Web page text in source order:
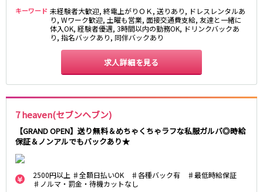
キーワード 未経験者大歓迎, 終電上がりＯＫ, 送りあり, ドレスレンタルあ
り, Wワーク歓迎, 土曜も営業, 面接交通費支給, 友達と一緒に
体入OK, 経験者優遇, 3時間以内の勤務OK, ドリンクバックあ
り, 指名バックあり, 同伴バックあり
求人詳細を見る
7 heaven(セブンヘブン)
【GRAND OPEN】送り無料＆めちゃくちゃラフな私服ガルバ◎時給
保証＆ノンアルでもバックあり★
2500円以上 ♯全額日払いOK ♯各種バック有 ♯最低時給保証
♯ノルマ・罰金・待機カットなし
草津
長浜
瀬田
東近江
大津・南部
和歌山県
該当求人 0件 選択した内容で設定
奈良駅 ＪＲ小倉駅
京阪本線
京橋駅
香里園駅
Osaka Metro御堂筋線
心斎橋駅
なんば駅
江坂駅
淀屋橋駅